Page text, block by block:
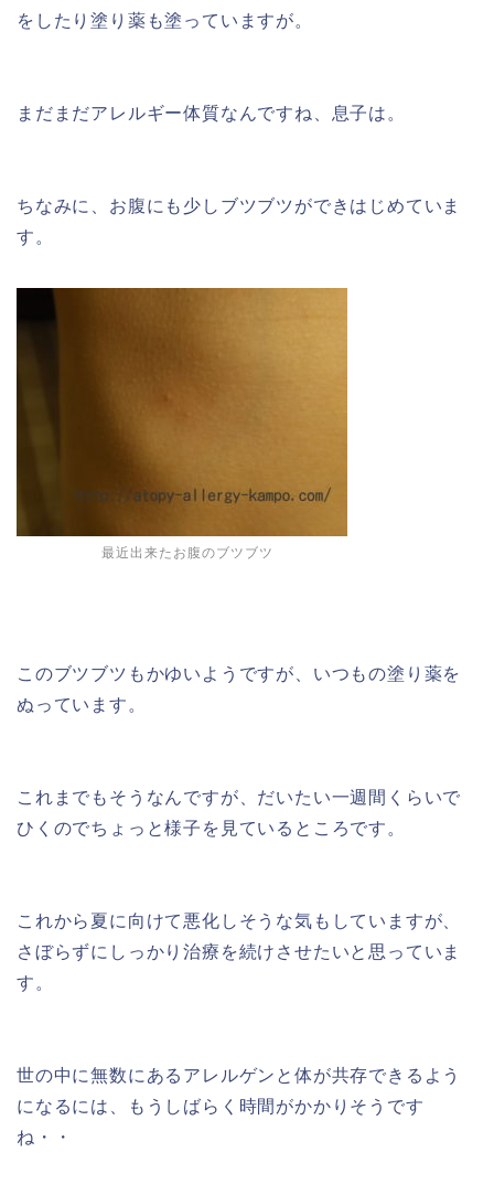
をしたり塗り薬も塗っていますが。
まだまだアレルギー体質なんですね、息子は。
ちなみに、お腹にも少しブツブツができはじめていま
す。
最近出来たお腹のブツブツ
このブツブツもかゆいようですが、いつもの塗り薬を
ぬっています。
これまでもそうなんですが、だいたい一週間くらいで
ひくのでちょっと様子を見ているところです。
これから夏に向けて悪化しそうな気もしていますが、
さぼらずにしっかり治療を続けさせたいと思っていま
す。
世の中に無数にあるアレルゲンと体が共存できるよう
になるには、もうしばらく時間がかかりそうです
ね・・